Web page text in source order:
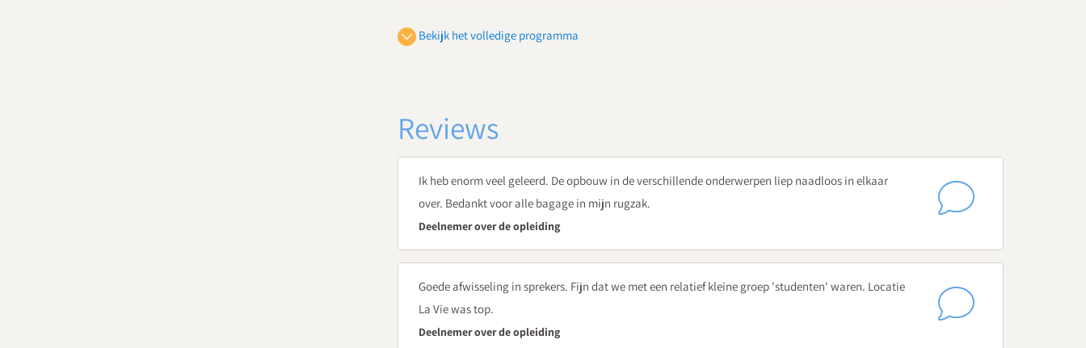
Simone van Dijk,www.simonetraint.nl, docent, auteur en
Hoe versterkt HGW het leren van alle leerlingen?
Hoe begeleid je jouw team om alle zeven pijlers van HGW in hun DNA te krijgen?
Domein | Focus op leren: bijeenkomst 3
Bijeenkomst 3 - maandag 16 maart 2026
Simone van Dijk
Vergroot jouw rol als kc'er - zicht en invloed op de mindset van en interacties tussen leerkrachten en hun leerlingen
Hoe zet je waarderend onderzoeken en liefdevol confronteren in als techniek om leerkrachten meer te leren
vertrouwen op eigen kennis en handelen?
Bekijk het volledige programma
Reviews
Ik heb enorm veel geleerd. De opbouw in de verschillende onderwerpen liep naadloos in elkaar
over. Bedankt voor alle bagage in mijn rugzak.
Deelnemer over de opleiding
Goede afwisseling in sprekers. Fijn dat we met een relatief kleine groep 'studenten' waren. Locatie
La Vie was top.
Deelnemer over de opleiding